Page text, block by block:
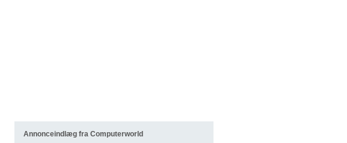
Annonceindlæg fra Computerworld